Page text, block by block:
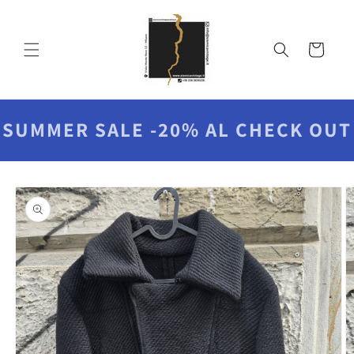
Carrello
SUMMER SALE -20% AL CHECK OUT
Passa alle
informazioni
sul prodotto